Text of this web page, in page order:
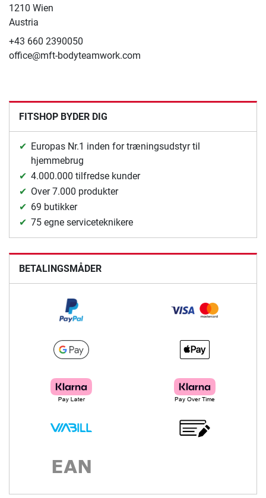
1210 Wien
Austria
+43 660 2390050
office@mft-bodyteamwork.com
FITSHOP BYDER DIG
Europas Nr.1 inden for træningsudstyr til
hjemmebrug
4.000.000 tilfredse kunder
Over 7.000 produkter
69 butikker
75 egne serviceteknikere
BETALINGSMÅDER